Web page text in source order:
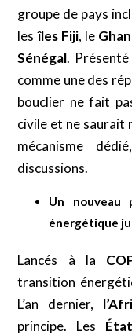
groupe de pays
les îles Fiji, le
Sénégal.
comme une des
bouclier ne fait
civile et ne saurait
mécanisme
discussions.
Un nouveau
énergétique
Lancés à la
transition
L’an dernier,
principe. Les